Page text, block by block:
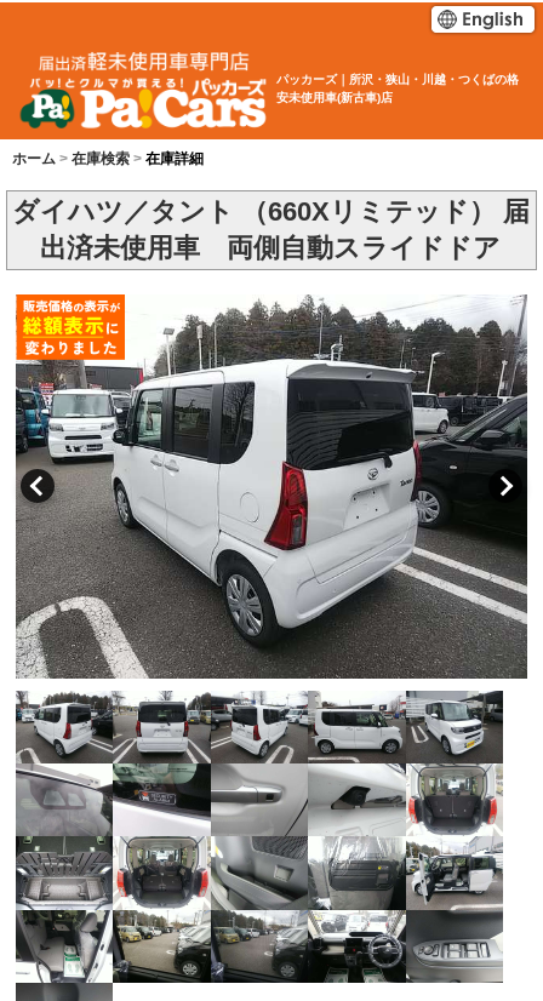
パッカーズ｜所沢・狭山・川越・つくばの格
安未使用車(新古車)店
ホーム 在庫検索 在庫詳細
ダイハツ／タント （660Xリミテッド） 届
出済未使用車 両側自動スライドドア